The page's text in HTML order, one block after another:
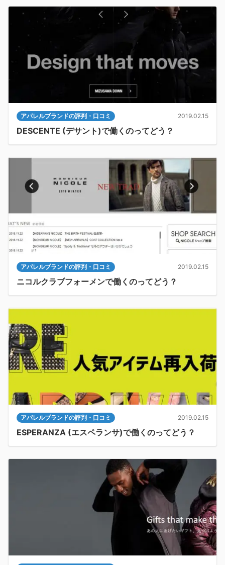
アパレルブランドの評判・口コミ 2019.02.15
DESCENTE (デサント)で働くのってどう？
アパレルブランドの評判・口コミ 2019.02.15
ニコルクラブフォーメンで働くのってどう？
アパレルブランドの評判・口コミ 2019.02.15
ESPERANZA (エスペランサ)で働くのってどう？